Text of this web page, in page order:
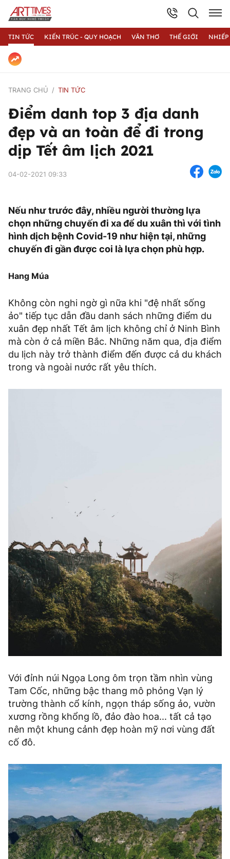
TIN TỨC KIẾN TRÚC - QUY HOẠCH VĂN THƠ THẾ GIỚI
TRANG CHỦ TIN TỨC
Điểm danh top 3 địa danh
đẹp và an toàn để đi trong
dịp Tết âm lịch 2021
04-02-2021 09:33
Nếu như trước đây, nhiều người thường lựa
chọn những chuyến đi xa để du xuân thì với tình
hình dịch bệnh Covid-19 như hiện tại, những
chuyến đi gần được coi là lựa chọn phù hợp.
Hang Múa
Không còn nghi ngờ gì nữa khi "đệ nhất sống
ảo" tiếp tục dẫn đầu danh sách những điểm du
xuân đẹp nhất Tết âm lịch không chỉ ở Ninh Bình
mà còn ở cả miền Bắc. Những năm qua, địa điểm
du lịch này trở thành điểm đến được cả du khách
trong và ngoài nước rất yêu thích.
Với đỉnh núi Ngọa Long ôm trọn tầm nhìn vùng
Tam Cốc, những bậc thang mô phỏng Vạn lý
trường thành cổ kính, ngọn tháp sống ảo, vườn
xương rồng khổng lồ, đảo đào hoa... tất cả tạo
nên một khung cảnh đẹp hoàn mỹ nơi vùng đất
cố đô.